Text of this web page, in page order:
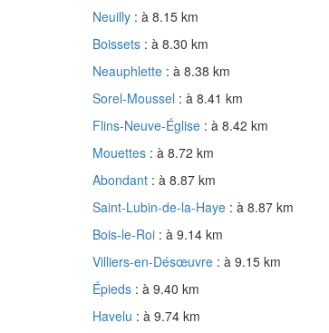
Neuilly : à 8.15 km
Boissets : à 8.30 km
Neauphlette : à 8.38 km
Sorel-Moussel : à 8.41 km
Flins-Neuve-Église : à 8.42 km
Mouettes : à 8.72 km
Abondant : à 8.87 km
Saint-Lubin-de-la-Haye : à 8.87 km
Bois-le-Roi : à 9.14 km
Villiers-en-Désœuvre : à 9.15 km
Épieds : à 9.40 km
Havelu : à 9.74 km